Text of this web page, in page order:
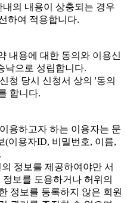
의 내용이 상충되는 경우
하여 적용합니다.
내용에 대한 동의와 이용신
낙으로 성립합니다.
청 당시 신청서 상의 '동의
합니다.
용하고자 하는 이용자는 문
(이용자ID, 비밀번호, 이름,
정보를 제공하여야만 서
보를 도용하거나 허위의
정보를 등록하지 않은 회원